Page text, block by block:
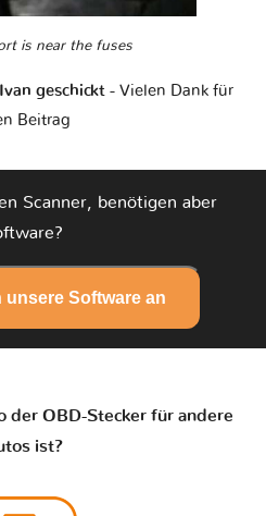
is near the fuses
Ivan geschickt - Vielen Dank für
Beitrag
Scanner, benötigen aber
unsere Software an
der OBD-Stecker für andere
ist?